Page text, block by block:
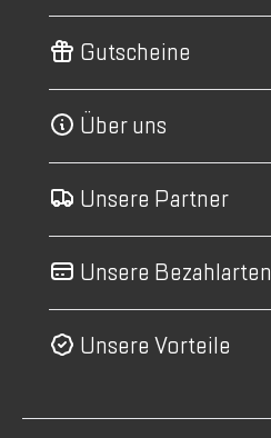
Gutscheine
Über uns
Unsere Partner
Unsere Bezahlarten
Unsere Vorteile